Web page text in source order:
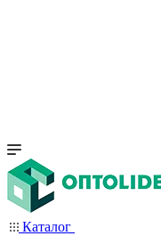
Каталог